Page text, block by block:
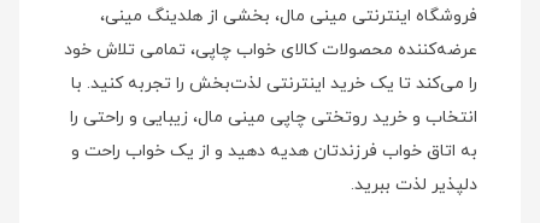
فروشگاه اینترنتی مینی مال، بخشی از هلدینگ مینی،
عرضه‌کننده محصولات کالای خواب چاپی، تمامی تلاش خود
را می‌کند تا یک خرید اینترنتی لذت‌بخش را تجربه کنید. با
انتخاب و خرید روتختی چاپی مینی مال، زیبایی و راحتی را
به اتاق خواب فرزندتان هدیه دهید و از یک خواب راحت و
دلپذیر لذت ببرید.